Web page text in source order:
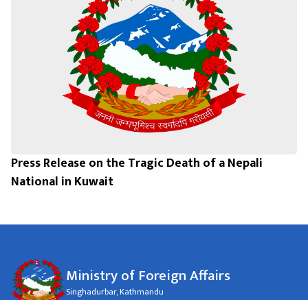
Press Release on the Tragic Death of a Nepali
National in Kuwait
Ministry of Foreign Affairs
Singhadurbar, Kathmandu